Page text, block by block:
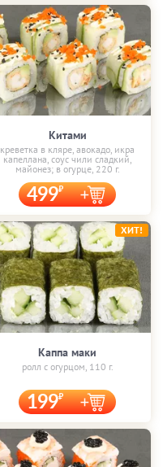
Китами
креветка в кляре, авокадо, икра
капеллана, соус чили сладкий,
майонез; в огурце, 220 г.
499
Каппа маки
ролл с огурцом, 110 г.
199
ХИТ!